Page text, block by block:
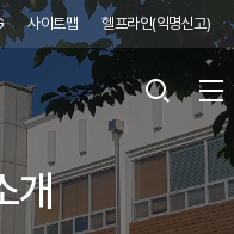
사이트맵 헬프라인(익명신고)
개